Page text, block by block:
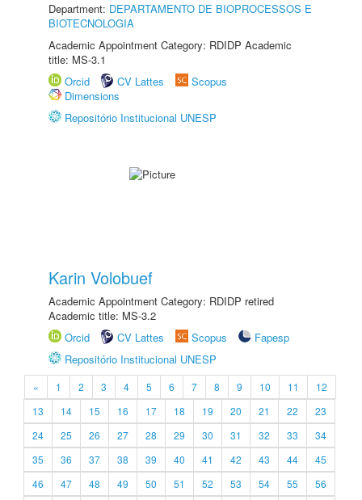
Department: DEPARTAMENTO DE BIOPROCESSOS E
BIOTECNOLOGIA
Academic Appointment Category: RDIDP Academic
title: MS-3.1
Orcid
CV Lattes
Scopus
Dimensions
Repositório Institucional UNESP
Karin Volobuef
Academic Appointment Category: RDIDP retired
Academic title: MS-3.2
Orcid
CV Lattes Scopus
Fapesp
Repositório Institucional UNESP
« 1 2 3 4 5 6 7 8 9 10 11
12
13
14 15 16 17 18 19 20 21 22
23
24
25 26 27 28 29 30 31 32 33
34
35
36 37 38 39 40 41 42 43 44
45
46
47 48 49 50 51 52 53 54 55
56